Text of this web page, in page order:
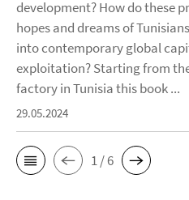
development? How do these
hopes and dreams of
into contemporary global
exploitation? Starting from
factory in Tunisia this book ...
29.05.2024
1 / 6